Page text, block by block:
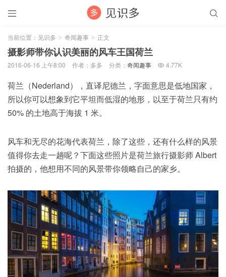
 
当前位置： 见识多 > 奇闻趣事 > 正文
摄影师带你认识美丽的风车王国荷兰
2016-06-16 上午8:00 作者：多多 分类： 奇闻趣事  4.77K
荷兰（Nederland），直译尼德兰，字面意思是低地国家，
所以你可以想象到它平坦而低湿的地形，以至于荷兰只有约
50% 的土地高于海拔 1 米。
风车和无尽的花海代表荷兰，除了这些，还有什么样的风景
值得你去走一趟呢？下面这些照片是荷兰旅行摄影师 Albert
拍摄的，他想用不同的风景带你领略自己的家乡。